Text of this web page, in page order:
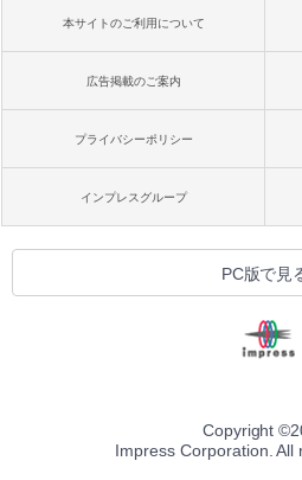
本サイトのご利用について
広告掲載のご案内
プライバシーポリシー
インプレスグループ
PC版で見
Copyright ©
Impress Corporation. All